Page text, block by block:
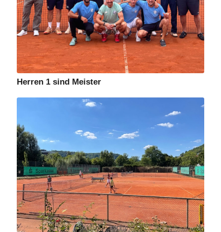
Herren 1 sind Meister